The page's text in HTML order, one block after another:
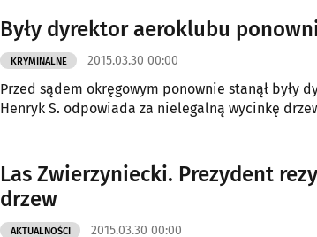
Były dyrektor aeroklubu
KRYMINALNE 2015.03.30 00:00
Przed sądem okręgowym ponownie stanął były
Henryk S. odpowiada za nielegalną wycinkę
Las Zwierzyniecki. Prezydent
drzew
AKTUALNOŚCI 2015.03.30 00:00